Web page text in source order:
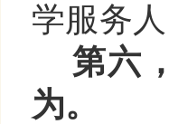
学服务
第六
为。